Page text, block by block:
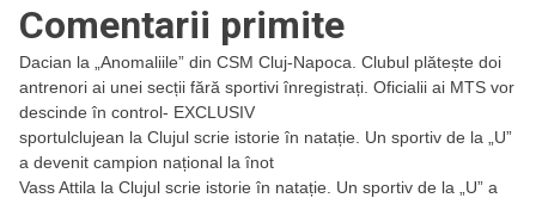
Comentarii primite
Dacian la
„Anomaliile” din CSM Cluj-Napoca. Clubul plătește doi
antrenori ai unei secții fără sportivi înregistrați. Oficialii ai MTS vor
descinde în control- EXCLUSIV
sportulclujean la Clujul scrie istorie în natație. Un sportiv de la „U”
a devenit campion național la înot
Vass Attila la Clujul scrie istorie în natație. Un sportiv de la „U” a